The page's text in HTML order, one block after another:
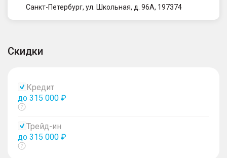
Санкт-Петербург, ул. Школьная, д. 96А, 197374
Скидки
Кредит
до 315 000 ₽
Показать
Трейд-ин
до 315 000 ₽
Показать